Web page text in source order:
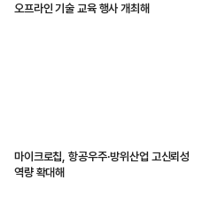
오프라인 기술 교육 행사 개최해
마이크로칩, 항공우주·방위산업 고신뢰성
역량 확대해